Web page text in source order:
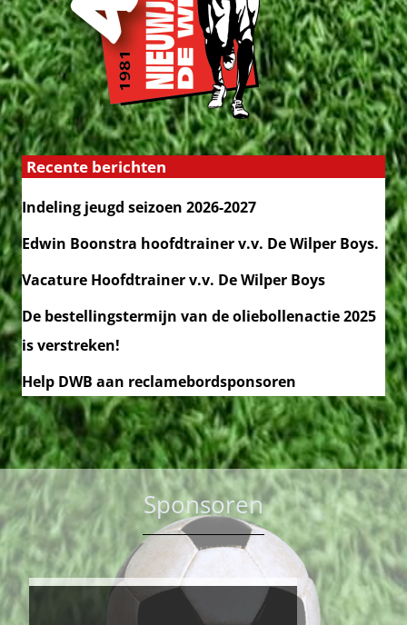
Recente berichten
Indeling jeugd seizoen 2026-2027
Edwin Boonstra hoofdtrainer v.v. De Wilper Boys.
Vacature Hoofdtrainer v.v. De Wilper Boys
De bestellingstermijn van de oliebollenactie 2025
is verstreken!
Help DWB aan reclamebordsponsoren
Sponsoren